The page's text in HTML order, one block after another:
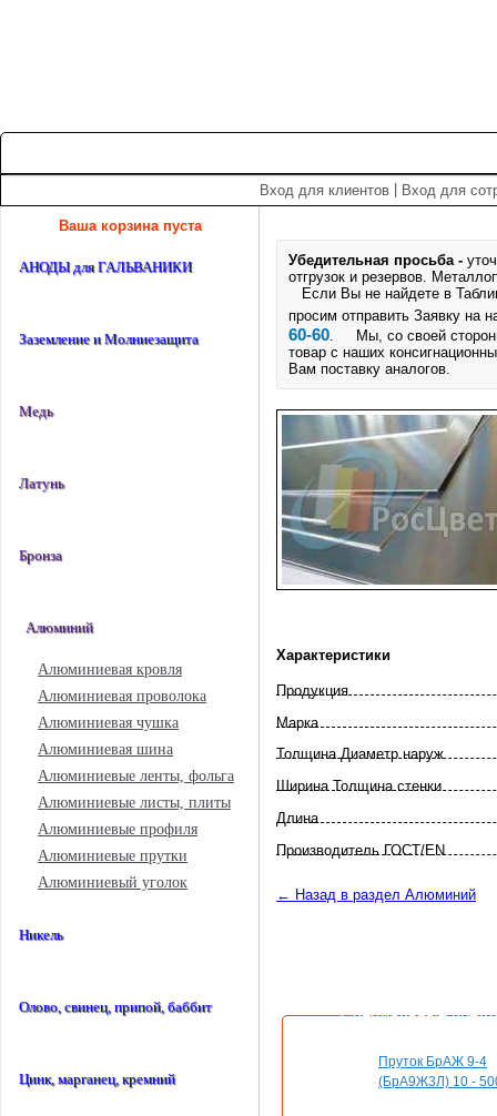
Вход для клиентов Вход для
Ваша корзина пуста
АНОДЫ для ГАЛЬВАНИКИ
Заземление и Молниезащита
Медь
Латунь
Бронза
Алюминий
Алюминиевая кровля
Алюминиевая проволока
Алюминиевая чушка
Алюминиевая шина
Алюминиевые ленты, фольга
Алюминиевые листы, плиты
Алюминиевые профиля
Алюминиевые прутки
Алюминиевый уголок
Никель
Олово, свинец, припой, баббит
Цинк, марганец, кремний
Убедительная просьба -
отгрузок и резервов.
Если Вы не найдете в
просим отправить Заявку на
60-60. Мы, со своей
товар с наших
Вам поставку аналогов.
Характеристики
Продукция
Марка
Толщина Диаметр наруж
Ширина Толщина стенки
Длина
Произво­дитель ГОСТ/EN
← Назад в раздел Алюминий
Специальные
Пруток БрАЖ 9-4
(БрА9Ж3Л) 10 -